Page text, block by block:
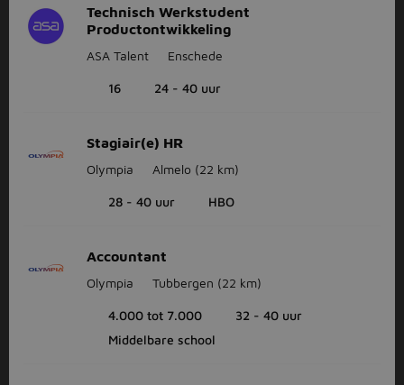
Technisch Werkstudent
Productontwikkeling
ASA Talent Enschede
16 24 - 40 uur
Stagiair(e) HR
Olympia Almelo (22 km)
28 - 40 uur HBO
Accountant
Olympia Tubbergen (22 km)
4.000 tot 7.000
32 - 40 uur
Middelbare school